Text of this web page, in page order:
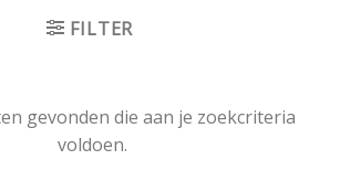
FILTER
gevonden die aan je zoekcriteria
voldoen.